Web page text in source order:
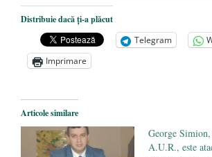
Socialiștii, marii favoriți ai
locale din Republica Moldova
octombrie 2019
Socialiștii presează ACUM
Republicii Moldova
Bătălia pentru controlul
Tiraspol - 30 iulie 2017
Distribuie dacă ți-a plăcut
Telegram
Imprimare
Articole similare
George
A.U.R., este